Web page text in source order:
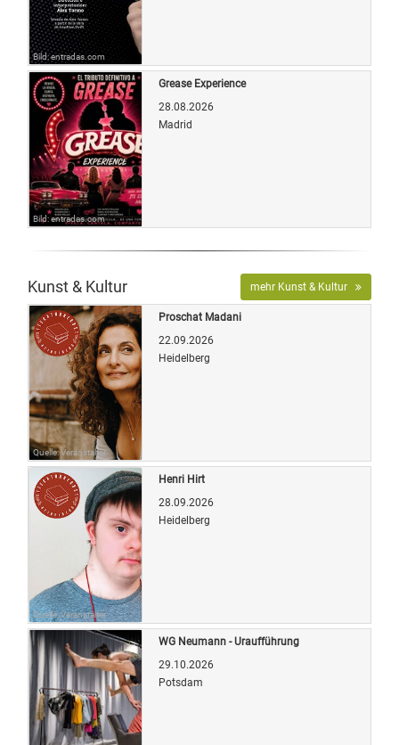
Bild: entradas.com
Bild: entradas.com
Grease Experience
28.08.2026
Madrid
Kunst & Kultur mehr Kunst & Kultur
Quelle: Veranstalter
Proschat Madani
22.09.2026
Heidelberg
Quelle: Veranstalter
Henri Hirt
28.09.2026
Heidelberg
WG Neumann - Uraufführung
29.10.2026
Potsdam